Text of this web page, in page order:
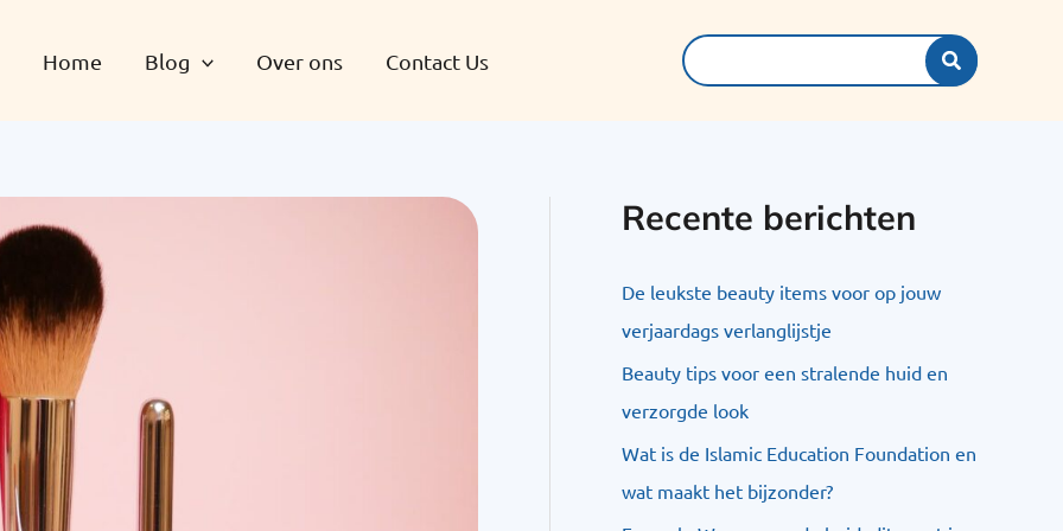
Home Blog Over ons Contact Us
Search
for:
Recente berichten
De leukste beauty items voor op jouw
verjaardags verlanglijstje
Beauty tips voor een stralende huid en
verzorgde look
Wat is de Islamic Education Foundation en
wat maakt het bijzonder?